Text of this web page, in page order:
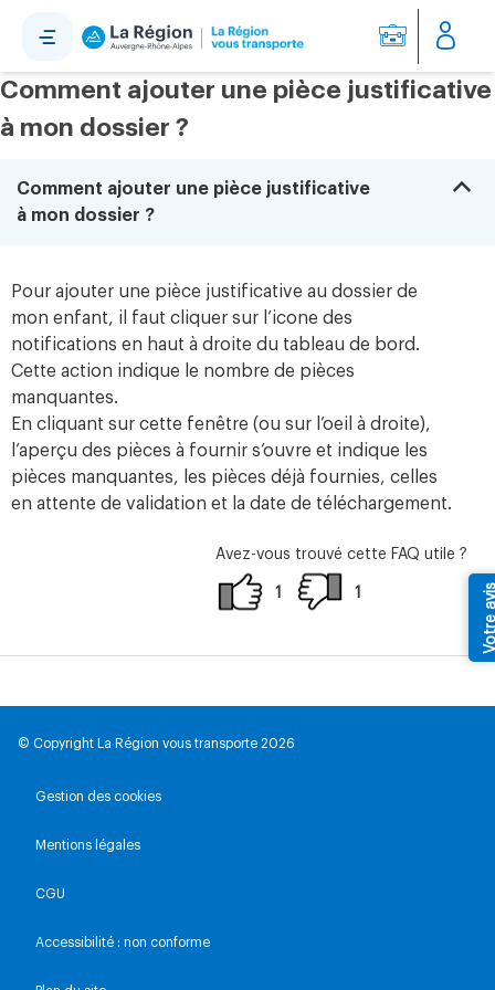
Comment ajouter une pièce justificative
à mon dossier ?
B
Comment ajouter une pièce justificative
à mon dossier ?
Pour ajouter une pièce justificative au dossier de
mon enfant, il faut cliquer sur l’icone des
notifications en haut à droite du tableau de bord.
Cette action indique le nombre de pièces
manquantes.
En cliquant sur cette fenêtre (ou sur l’oeil à droite),
l’aperçu des pièces à fournir s’ouvre et indique les
pièces manquantes, les pièces déjà fournies, celles
en attente de validation et la date de téléchargement.
Avez-vous trouvé cette FAQ utile ?
1 1
© Copyright La Région vous transporte 2026
Gestion des cookies
Mentions légales
CGU
Accessibilité : non conforme